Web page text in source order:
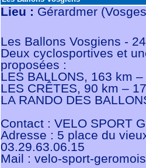
Lieu : Gérardmer
Les Ballons Vosgiens -
Deux cyclosportives et
proposées :
LES BALLONS, 163 km
LES CRÊTES, 90 km –
LA RANDO DES
Contact : VELO SPORT
Adresse : 5 place du
03.29.63.06.15
Mail : velo-sport-geromois